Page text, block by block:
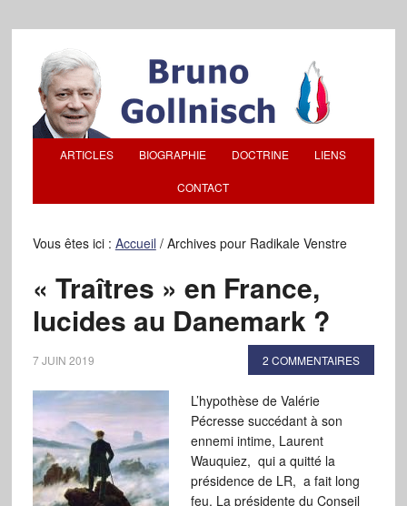
ARTICLES BIOGRAPHIE DOCTRINE LIENS
CONTACT
Vous êtes ici : Accueil /Archives pour Radikale Venstre
« Traîtres » en France,
lucides au Danemark ?
7 JUIN 2019 2 COMMENTAIRES
L’hypothèse de Valérie
Pécresse succédant à son
ennemi intime, Laurent
Wauquiez, qui a quitté la
présidence de LR, a fait long
feu. La présidente du Conseil